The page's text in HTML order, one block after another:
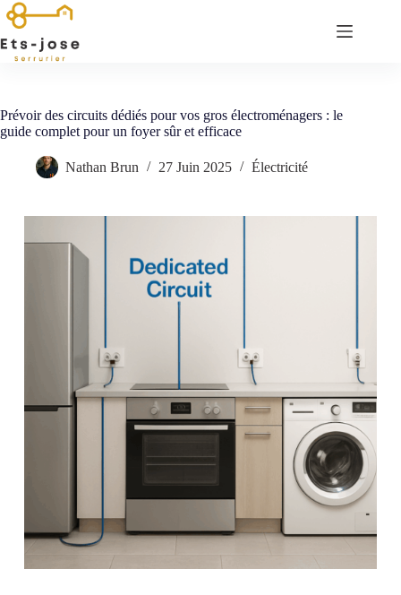
Passer
au
contenu
Prévoir des circuits dédiés pour vos gros électroménagers : le
guide complet pour un foyer sûr et efficace
Nathan Brun 27 Juin 2025 Électricité